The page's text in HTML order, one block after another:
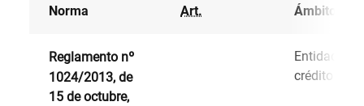
Norma Art. Ámbito
Reglamento nº
1024/2013, de
15 de octubre,
Entidades
crédito